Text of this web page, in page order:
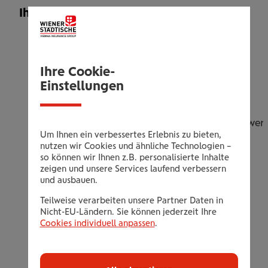
Ihr Leistungsangebot
Vorsorgeuntersuchung
Wasser trinken ist erlaubt
Laboruntersuchungen (Blutbild,
Nierenwerte, Elektrolyte, Leberwerte,
Blutfettwerte, Eisenstatus,
Schilddrüsenwert, Vitamin B12, Folsäure,
Vitamin D3)
Indikation bei ausführlicher Anamnese
Harntest, Untersuchung auf Blut im Stuhl
45. Lebensjahr oder bei positiver
Ihre Cookie-
Einstellungen
Um Ihnen ein verbessertes Erlebnis zu bieten,
nutzen wir Cookies und ähnliche Technologien –
so können wir Ihnen z.B. personalisierte Inhalte
zeigen und unsere Services laufend verbessern
und ausbauen.
Teilweise verarbeiten unsere Partner Daten in
Nicht-EU-Ländern. Sie können jederzeit Ihre
Cookies individuell anpassen.